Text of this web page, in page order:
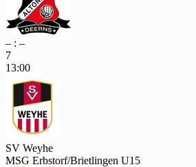
– : –
7
13:00
SV Weyhe
MSG Erbstorf/Brietlingen U15